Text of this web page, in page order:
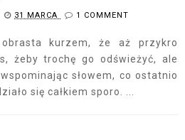
31 MARCA 1 COMMENT
kurzem, że aż przykro
żeby trochę go odświeżyć, ale
słowem, co ostatnio
się całkiem sporo. ...